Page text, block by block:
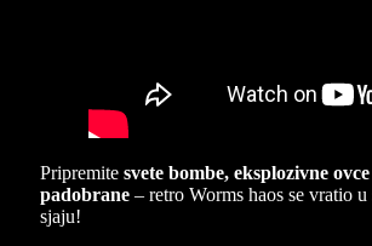
Pripremite svete bombe, eksplozivne
padobrane – retro Worms haos se vratio
sjaju!